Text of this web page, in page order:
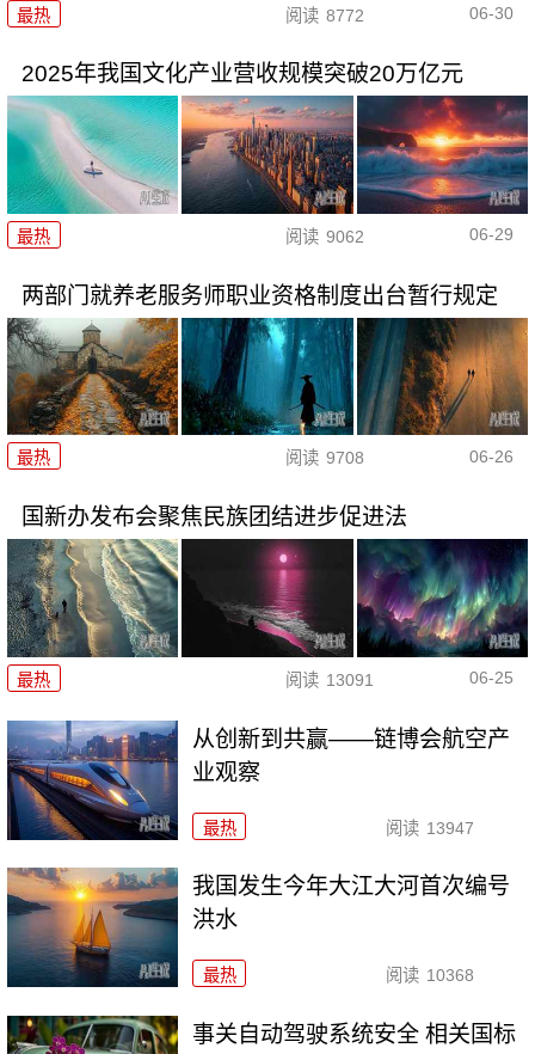
最热 阅读 8772 06-30
2025年我国文化产业营收规模突破20万亿元
最热 阅读 9062 06-29
两部门就养老服务师职业资格制度出台暂行规定
最热 阅读 9708 06-26
国新办发布会聚焦民族团结进步促进法
最热 阅读 13091 06-25
从创新到共赢——链博会航空产
业观察
最热 阅读 13947
我国发生今年大江大河首次编号
洪水
最热 阅读 10368
事关自动驾驶系统安全 相关国标